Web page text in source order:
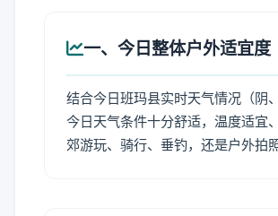
一、今日整体户外适宜度
结合今日班玛县实时天气情况（阴
今日天气条件十分舒适，温度适宜
郊游玩、骑行、垂钓，还是户外拍